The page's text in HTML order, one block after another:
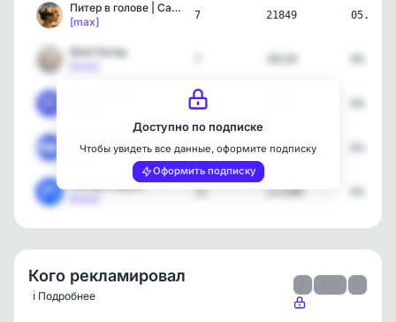
Питер в голове | Санкт-П…
[max]
7 21849
Мой Питер
6
[max]
11 60340
Питер в курсе
11 111189
Доступно по подписке
Чтобы увидеть все данные, оформите подписку
Оформить подписку
Кого рекламировал
ℹ️ Подробнее